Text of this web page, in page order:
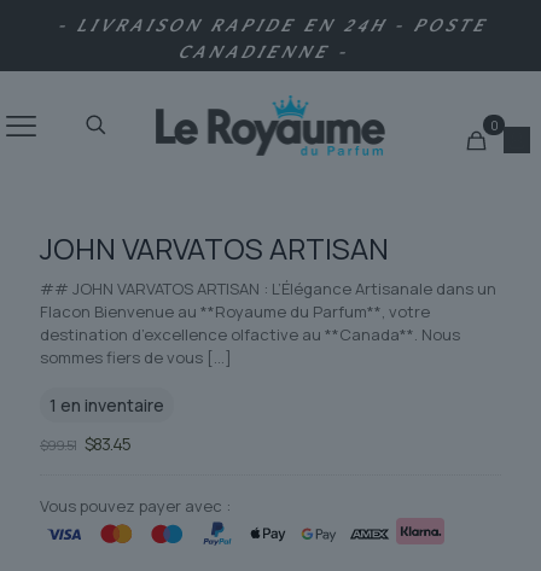
- LIVRAISON RAPIDE EN 24H - POSTE
CANADIENNE -
0
JOHN VARVATOS ARTISAN
## JOHN VARVATOS ARTISAN : L’Élégance Artisanale dans un
Flacon Bienvenue au **Royaume du Parfum**, votre
destination d’excellence olfactive au **Canada**. Nous
sommes fiers de vous […]
1 en inventaire
$99.51 Le
était :
$99.51.
$83.45Le
est :
$83.45.
Vous pouvez payer avec :